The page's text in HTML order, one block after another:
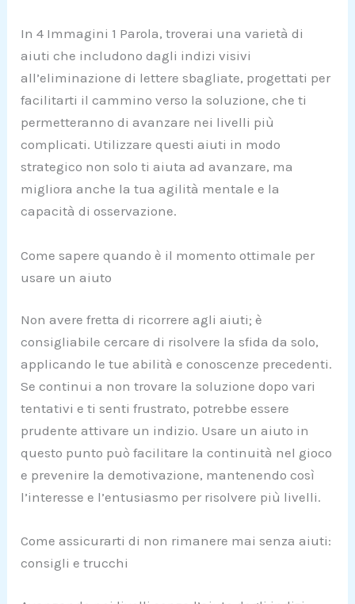
In 4 Immagini 1 Parola, troverai una varietà di
aiuti che includono dagli indizi visivi
all’eliminazione di lettere sbagliate, progettati per
facilitarti il cammino verso la soluzione, che ti
permetteranno di avanzare nei livelli più
complicati. Utilizzare questi aiuti in modo
strategico non solo ti aiuta ad avanzare, ma
migliora anche la tua agilità mentale e la
capacità di osservazione.
Come sapere quando è il momento ottimale per
usare un aiuto
Non avere fretta di ricorrere agli aiuti; è
consigliabile cercare di risolvere la sfida da solo,
applicando le tue abilità e conoscenze precedenti.
Se continui a non trovare la soluzione dopo vari
tentativi e ti senti frustrato, potrebbe essere
prudente attivare un indizio. Usare un aiuto in
questo punto può facilitare la continuità nel gioco
e prevenire la demotivazione, mantenendo così
l’interesse e l’entusiasmo per risolvere più livelli.
Come assicurarti di non rimanere mai senza aiuti:
consigli e trucchi